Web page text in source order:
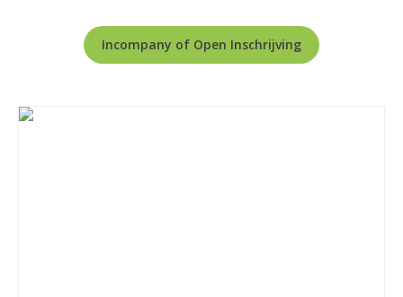
Incompany of Open Inschrijving